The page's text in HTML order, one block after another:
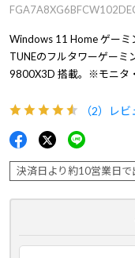
Windows 11 Home ゲーミ
TUNEのフルタワーゲーミ
9800X3D 搭載。※モニタ
（2） レビ
決済日より約10営業日で